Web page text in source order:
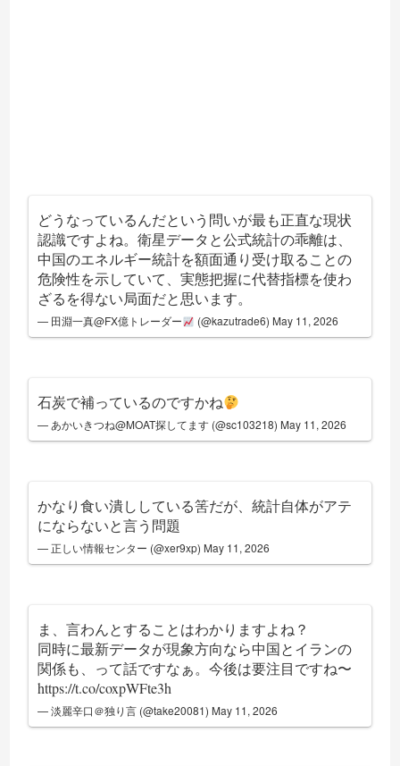
どうなっているんだという問いが最も正直な現状
認識ですよね。衛星データと公式統計の乖離は、
中国のエネルギー統計を額面通り受け取ることの
危険性を示していて、実態把握に代替指標を使わ
ざるを得ない局面だと思います。
— 田淵一真@FX億トレーダー (@kazutrade6) May 11, 2026
石炭で補っているのですかね
— あかいきつね@MOAT探してます (@sc103218) May 11, 2026
かなり食い潰ししている筈だが、統計自体がアテ
にならないと言う問題
— 正しい情報センター (@xer9xp) May 11, 2026
ま、言わんとすることはわかりますよね？
同時に最新データが現象方向なら中国とイランの
関係も、って話ですなぁ。今後は要注目ですね〜
https://t.co/coxpWFte3h
— 淡麗辛口＠独り言 (@take20081) May 11, 2026